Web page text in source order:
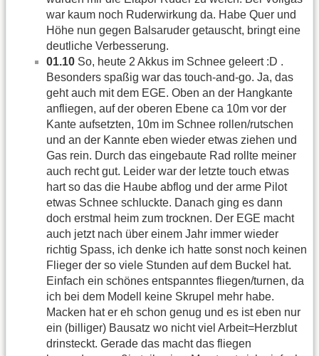
war kaum noch Ruderwirkung da. Habe Quer und
Höhe nun gegen Balsaruder getauscht, bringt eine
deutliche Verbesserung.
01.10 So, heute 2 Akkus im Schnee geleert :D .
Besonders spaßig war das touch-and-go. Ja, das
geht auch mit dem EGE. Oben an der Hangkante
anfliegen, auf der oberen Ebene ca 10m vor der
Kante aufsetzten, 10m im Schnee rollen/rutschen
und an der Kannte eben wieder etwas ziehen und
Gas rein. Durch das eingebaute Rad rollte meiner
auch recht gut. Leider war der letzte touch etwas
hart so das die Haube abflog und der arme Pilot
etwas Schnee schluckte. Danach ging es dann
doch erstmal heim zum trocknen. Der EGE macht
auch jetzt nach über einem Jahr immer wieder
richtig Spass, ich denke ich hatte sonst noch keinen
Flieger der so viele Stunden auf dem Buckel hat.
Einfach ein schönes entspanntes fliegen/turnen, da
ich bei dem Modell keine Skrupel mehr habe.
Macken hat er eh schon genug und es ist eben nur
ein (billiger) Bausatz wo nicht viel Arbeit=Herzblut
drinsteckt. Gerade das macht das fliegen